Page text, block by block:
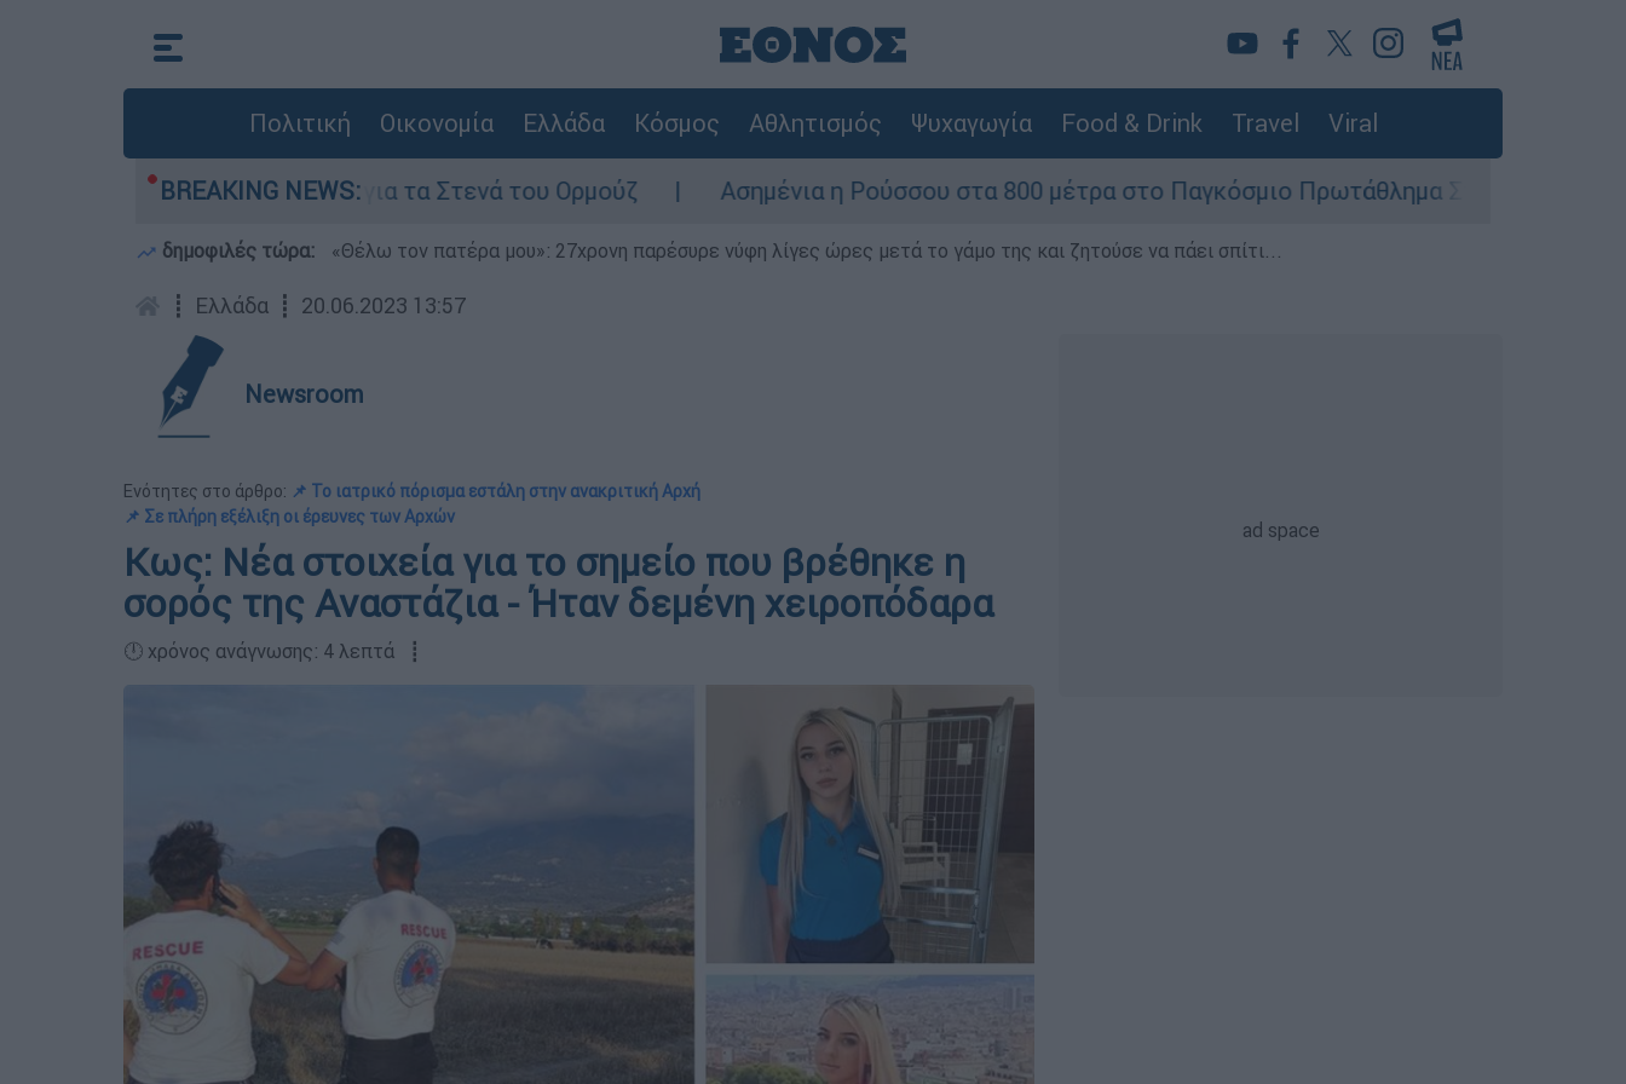
Πολιτική Οικονομία Ελλάδα Κόσμος Αθλητισμός Ψυχαγωγία Food & Drink Travel Viral
BREAKING NEWS:
της Τεχεράνης για τα Στενά του Ορμούζ Ασημένια η Ρούσσου στα 800 μέτρα στο Παγκόσμιο Πρωτάθλημα Στίβου Κ20
δημοφιλές τώρα: «Θέλω τον πατέρα μου»: 27χρονη παρέσυρε νύφη λίγες ώρες μετά το γάμο της και ζητούσε να πάει σπίτι...
┋ Ελλάδα ┋ 20.06.2023 13:57
Newsroom
Ενότητες στο άρθρο: 📌 Το ιατρικό πόρισμα εστάλη στην ανακριτική Αρχή
📌 Σε πλήρη εξέλιξη οι έρευνες των Αρχών
Κως: Νέα στοιχεία για το σημείο που βρέθηκε η
σορός της Αναστάζια - Ήταν δεμένη χειροπόδαρα
🕛 χρόνος ανάγνωσης: 4 λεπτά ┋